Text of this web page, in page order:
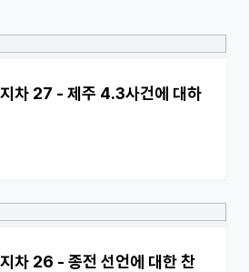
차 27 - 제주 4.3사건에 대하
선언에 대한 찬